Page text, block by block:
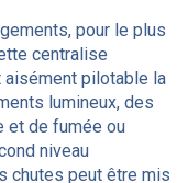
pour le plus
centralise
aisément pilotable la
lumineux, des
et de fumée ou
niveau
chutes peut être mis